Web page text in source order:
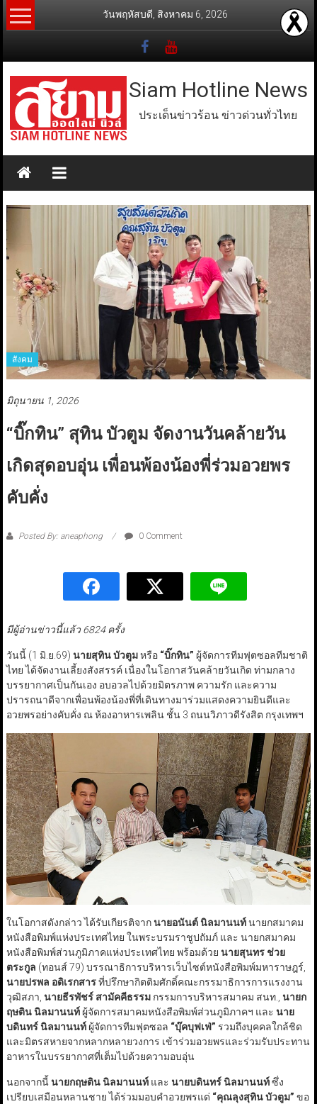
Skip
to
วันพฤหัสบดี, สิงหาคม 6, 2026
Siam Hotline News
ประเด็นข่าวร้อน ข่าวด่วนทั่วไทย
สังคม
มิถุนายน 1, 2026
“บิ๊กทิน” สุทิน บัวตูม จัดงานวันคล้ายวัน
เกิดสุดอบอุ่น เพื่อนพ้องน้องพี่ร่วมอวยพร
คับคั่ง
Posted By: aneaphong 0 Comment
มีผู้อ่านข่าวนี้แล้ว 6824 ครั้ง
วันนี้ (1 มิ.ย.69) นายสุทิน บัวตูมหรือ “บิ๊กทิน” ผู้จัดการทีมฟุตซอลทีมชาติ
ไทย ได้จัดงานเลี้ยงสังสรรค์ เนื่องในโอกาสวันคล้ายวันเกิด ท่ามกลาง
บรรยากาศเป็นกันเอง อบอวลไปด้วยมิตรภาพ ความรัก และความ
ปรารถนาดีจากเพื่อนพ้องน้องพี่ที่เดินทางมาร่วมแสดงความยินดีและ
อวยพรอย่างคับคั่ง ณ ห้องอาหารเพลิน ชั้น 3 ถนนวิภาวดีรังสิต กรุงเทพฯ
ในโอกาสดังกล่าว ได้รับเกียรติจากนายอนันต์ นิลมานนท์นายกสมาคม
หนังสือพิมพ์แห่งประเทศไทย ในพระบรมราชูปถัมภ์ และ นายกสมาคม
หนังสือพิมพ์ส่วนภูมิภาคแห่งประเทศไทย​ พร้อมด้วย นายสุนทร ช่วย
ตระกูล (ทอนส์ 79) บรรณาธิการบริหารเว็บไซต์หนังสือพิมพ์มหาราษฎร์,
นายปรพล อดิเรกสารที่ปรึกษากิตติมศักดิ์คณะกรรมาธิการการแรงงาน
วุฒิสภา, นายธีรพัชร์ สามัคคีธรรมกรรมการบริหารสมาคม สนท., นายก
ฤษติน นิลมานนท์ผู้จัดการสมาคมหนังสือพิมพ์ส่วนภูมิภาคฯ และ นาย
บดินทร์ นิลมานนท์ผู้จัดการทีมฟุตซอล “บุ๊คบุฟเฟ่” รวมถึงบุคคลใกล้ชิด
และมิตรสหายจากหลากหลายวงการ เข้าร่วมอวยพรและร่วมรับประทาน
อาหารในบรรยากาศที่เต็มไปด้วยความอบอุ่น
นอกจากนี้นายกฤษติน นิลมานนท์และ นายบดินทร์ นิลมานนท์ซึ่ง
เปรียบเสมือนหลานชาย ได้ร่วมมอบคำอวยพรแด่ “คุณลุงสุทิน บัวตูม” ขอ